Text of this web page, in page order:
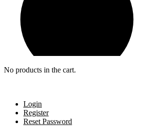
No products in the cart.
Login
Register
Reset Password